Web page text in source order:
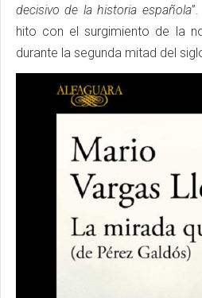
decisivo de la historia española
hito con el surgimiento de la
durante la segunda mitad del